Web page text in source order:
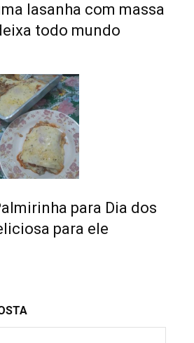
lasanha com massa
todo mundo
para Dia dos
para ele